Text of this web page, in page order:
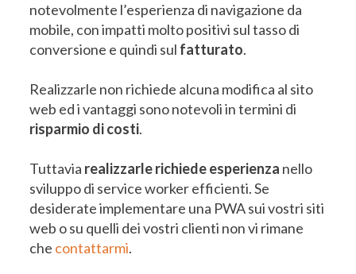
notevolmente l’esperienza di navigazione da
mobile, con impatti molto positivi sul tasso di
conversione e quindi sul fatturato.
Realizzarle non richiede alcuna modifica al sito
web ed i vantaggi sono notevoli in termini di
risparmio di costi.
Tuttavia realizzarle richiede esperienza nello
sviluppo di service worker efficienti. Se
desiderate implementare una PWA sui vostri siti
web o su quelli dei vostri clienti non vi rimane
che contattarmi.